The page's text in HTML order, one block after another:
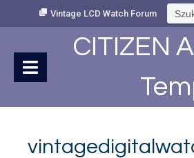
Vintage LCD Watch Forum
CITIZEN